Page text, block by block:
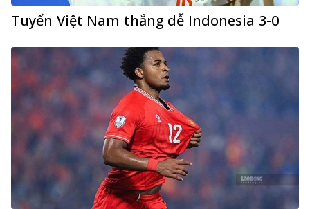
Tuyển Việt Nam thắng dễ Indonesia 3-0